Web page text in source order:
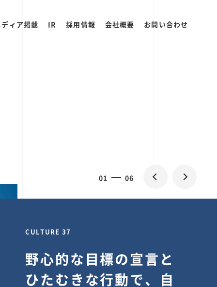
ィア掲載 IR 採用情報 会社概要 お問い合わせ
01 06